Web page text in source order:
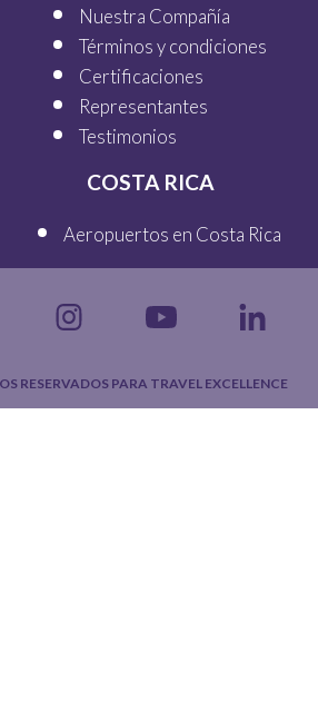
Nuestra Compañía
Términos y condiciones
Certificaciones
Representantes
Testimonios
COSTA RICA
Aeropuertos en Costa Rica
RESERVADOS PARA TRAVEL EXCELLENCE